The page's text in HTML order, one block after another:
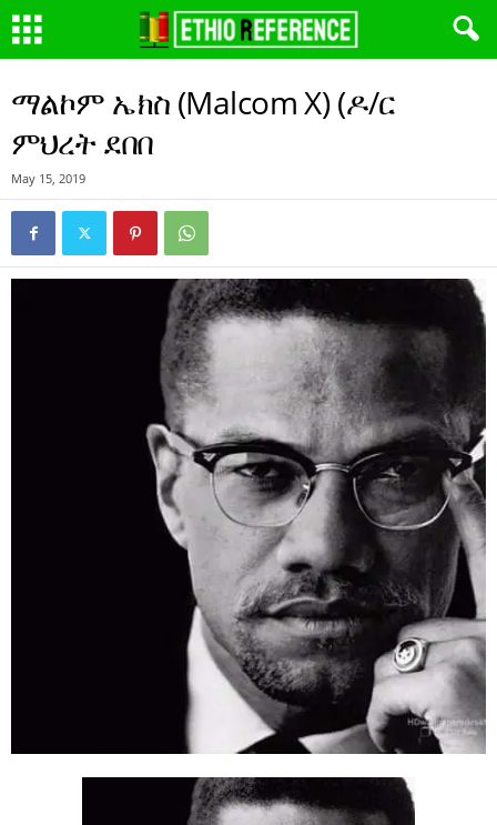
ማልኮም ኤክስ (Malcom X) (ዶ/ር
ምህረት ደበበ
May 15, 2019